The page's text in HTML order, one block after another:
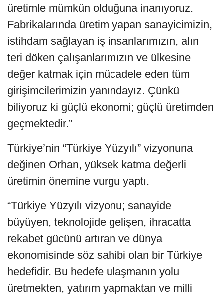
üretimle mümkün olduğuna inanıyoruz.
Fabrikalarında üretim yapan sanayicimizin,
istihdam sağlayan iş insanlarımızın, alın
teri döken çalışanlarımızın ve ülkesine
değer katmak için mücadele eden tüm
girişimcilerimizin yanındayız. Çünkü
biliyoruz ki güçlü ekonomi; güçlü üretimden
geçmektedir.”
Türkiye’nin “Türkiye Yüzyılı” vizyonuna
değinen Orhan, yüksek katma değerli
üretimin önemine vurgu yaptı.
“Türkiye Yüzyılı vizyonu; sanayide
büyüyen, teknolojide gelişen, ihracatta
rekabet gücünü artıran ve dünya
ekonomisinde söz sahibi olan bir Türkiye
hedefidir. Bu hedefe ulaşmanın yolu
üretmekten, yatırım yapmaktan ve milli